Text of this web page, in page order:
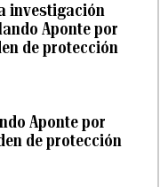
investigación
Aponte por
de protección
Aponte por
de protección